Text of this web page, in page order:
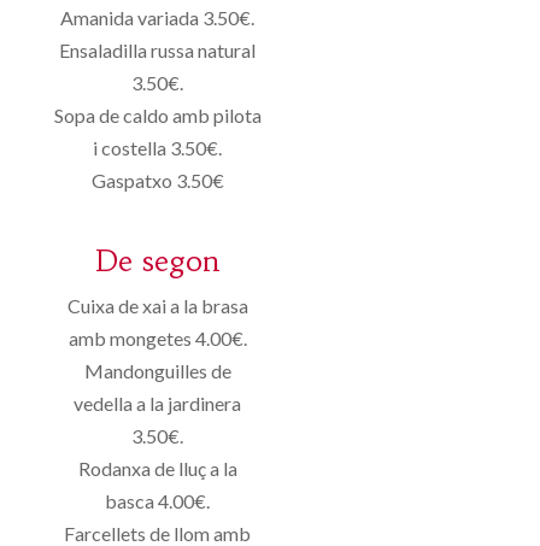
Amanida variada 3.50€.
Ensaladilla russa natural
3.50€.
Sopa de caldo amb pilota
i costella 3.50€.
Gaspatxo 3.50€
De segon
Cuixa de xai a la brasa
amb mongetes 4.00€.
Mandonguilles de
vedella a la jardinera
3.50€.
Rodanxa de lluç a la
basca 4.00€.
Farcellets de llom amb